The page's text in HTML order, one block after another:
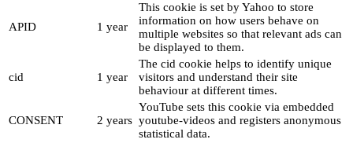
APID 1 year
This cookie is set by Yahoo to store
information on how users behave on
multiple websites so that relevant ads can
be displayed to them.
cid 1 year
The cid cookie helps to identify unique
visitors and understand their site
behaviour at different times.
CONSENT 2 years
YouTube sets this cookie via embedded
youtube-videos and registers anonymous
statistical data.